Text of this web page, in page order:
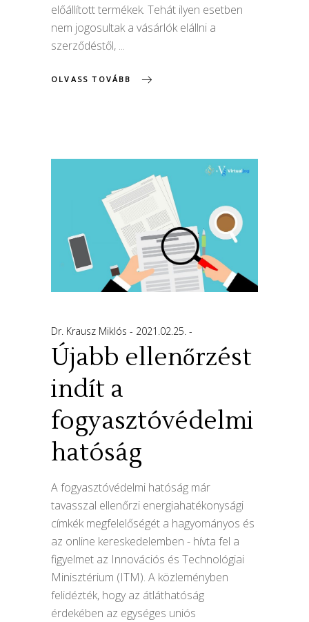
előállított termékek. Tehát ilyen esetben
nem jogosultak a vásárlók elállni a
szerződéstől,
OLVASS TOVÁBB
Dr. Krausz Miklós 2021.02.25.
Újabb ellenőrzést
indít a
fogyasztóvédelmi
hatóság
A fogyasztóvédelmi hatóság már
tavasszal ellenőrzi energiahatékonysági
címkék megfelelőségét a hagyományos és
az online kereskedelemben - hívta fel a
figyelmet az Innovációs és Technológiai
Minisztérium (ITM). A közleményben
felidézték, hogy az átláthatóság
érdekében az egységes uniós